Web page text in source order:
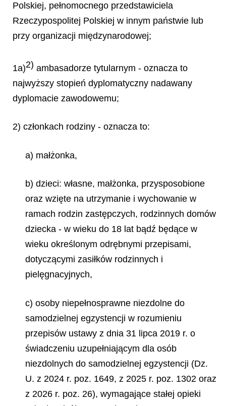
Polskiej, pełnomocnego przedstawiciela
Rzeczypospolitej Polskiej w innym państwie lub
przy organizacji międzynarodowej;
1a)2) ambasadorze tytularnym - oznacza to
najwyższy stopień dyplomatyczny nadawany
dyplomacie zawodowemu;
2) członkach rodziny - oznacza to:
a) małżonka,
b) dzieci: własne, małżonka, przysposobione
oraz wzięte na utrzymanie i wychowanie w
ramach rodzin zastępczych, rodzinnych domów
dziecka - w wieku do 18 lat bądź będące w
wieku określonym odrębnymi przepisami,
dotyczącymi zasiłków rodzinnych i
pielęgnacyjnych,
c) osoby niepełnosprawne niezdolne do
samodzielnej egzystencji w rozumieniu
przepisów ustawy z dnia 31 lipca 2019 r. o
świadczeniu uzupełniającym dla osób
niezdolnych do samodzielnej egzystencji (Dz.
U. z 2024 r. poz. 1649, z 2025 r. poz. 1302 oraz
z 2026 r. poz. 26), wymagające stałej opieki